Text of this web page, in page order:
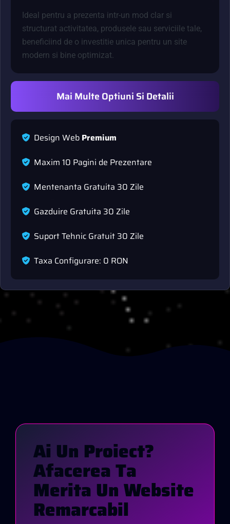
Ideal pentru a prezenta intr-un mod clar si
structurat activitatea, produsele sau serviciile tale,
beneficiind de o investitie unica pentru un site
modern si bine optimizat.
Mai Multe Optiuni Si Detalii
Design Web Premium
Maxim 10 Pagini de Prezentare
Mentenanta Gratuita 30 Zile
Gazduire Gratuita 30 Zile
SuportTehnic Gratuit 30 Zile
Taxa Confgurare: 0 RON
AI UN PROIECT?
AFACEREATA
MERITA UN WEBSITE
REMARCABIL